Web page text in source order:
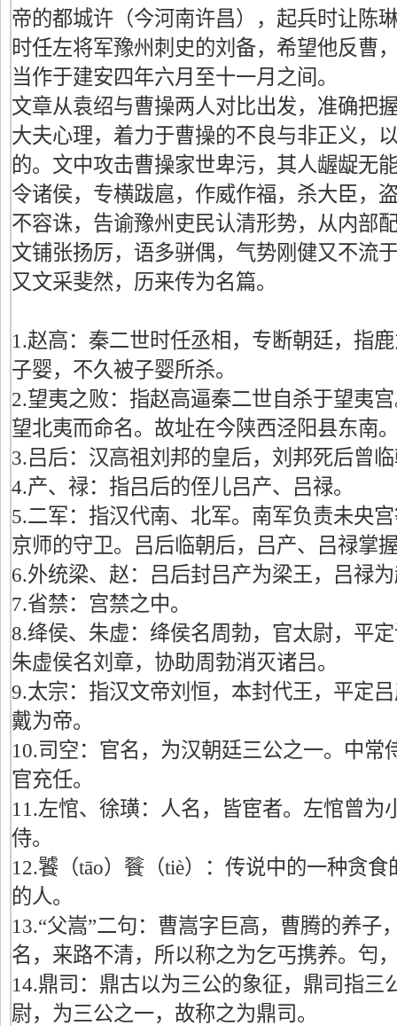
帝的都城许（今河南许昌），起兵时让陈
时任左将军豫州刺史的刘备，希望他反曹
当作于建安四年六月至十一月之间。
文章从袁绍与曹操两人对比出发，准确把
大夫心理，着力于曹操的不良与非正义，
的。文中攻击曹操家世卑污，其人龌龊无
令诸侯，专横跋扈，作威作福，杀大臣，
不容诛，告谕豫州吏民认清形势，从内部
文铺张扬厉，语多骈偶，气势刚健又不流
又文采斐然，历来传为名篇。
1.赵高：秦二世时任丞相，专断朝廷，指
子婴，不久被子婴所杀。
2.望夷之败：指赵高逼秦二世自杀于望夷
望北夷而命名。故址在今陕西泾阳县东南
3.吕后：汉高祖刘邦的皇后，刘邦死后曾
4.产、禄：指吕后的侄儿吕产、吕禄。
5.二军：指汉代南、北军。南军负责未央
京师的守卫。吕后临朝后，吕产、吕禄掌
6.外统梁、赵：吕后封吕产为梁王，吕禄
7.省禁：宫禁之中。
8.绛侯、朱虚：绛侯名周勃，官太尉，平
朱虚侯名刘章，协助周勃消灭诸吕。
9.太宗：指汉文帝刘恒，本封代王，平定
戴为帝。
10.司空：官名，为汉朝廷三公之一。中常
官充任。
11.左悺、徐璜：人名，皆宦者。左悺曾为
侍。
12.饕（tāo）餮（tiè）：传说中的一种贪
的人。
13.“父嵩”二句：曹嵩字巨高，曹腾的养子
名，来路不清，所以称之为乞丐携养。匄
14.鼎司：鼎古以为三公的象征，鼎司指三
尉，为三公之一，故称之为鼎司。